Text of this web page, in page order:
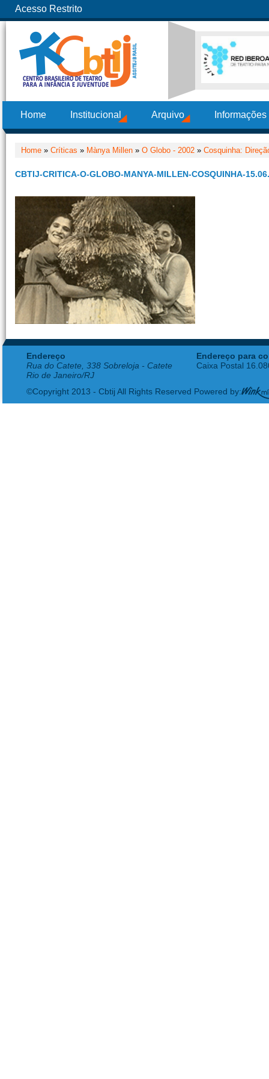
Acesso Restrito
Home Institucional Arquivo
Home » Críticas » Mànya Millen » O Globo - 2002 » Cosquinha:
CBTIJ-CRITICA-O-GLOBO-MANYA-MILLEN-COSQUINHA-
Endereço
Rua do Catete, 338 Sobreloja - Catete
Rio de Janeiro/RJ
Endereço para
Caixa Postal
©Copyright 2013 - Cbtij All Rights Reserved Powered by: